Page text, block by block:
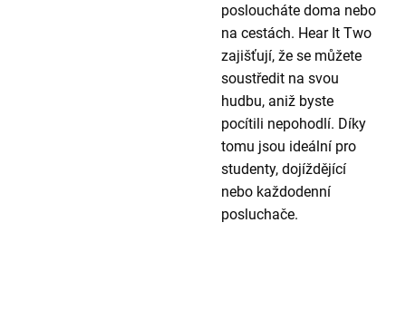
posloucháte doma nebo
na cestách. Hear It Two
zajišťují, že se můžete
soustředit na svou
hudbu, aniž byste
pocítili nepohodlí. Díky
tomu jsou ideální pro
studenty, dojíždějící
nebo každodenní
posluchače.